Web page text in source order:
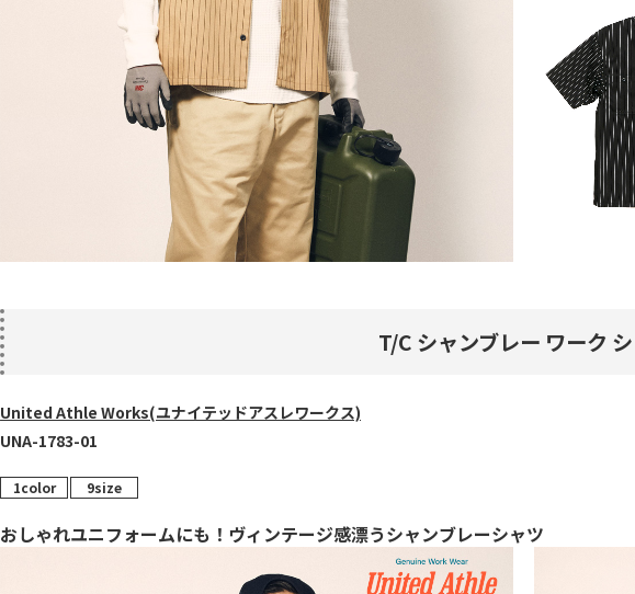
T/C シャンブレー ワーク
United Athle Works(ユナイテッドアスレワークス)
UNA-1783-01
1color 9size
おしゃれユニフォームにも！ヴィンテージ感漂うシャンブレーシャツ